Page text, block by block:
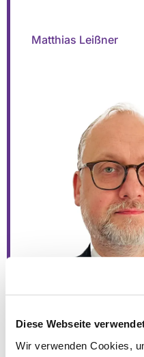
Diese Webseite
Wir verwenden Cookies,
Matthias Leißner